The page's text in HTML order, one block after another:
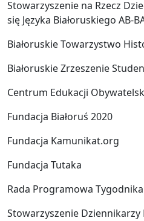
Stowarzyszenie na Rzecz
się Języka Białoruskiego AB-
Białoruskie Towarzystwo
Białoruskie Zrzeszenie
Centrum Edukacji
Fundacja Białoruś 2020
Fundacja Kamunikat.org
Fundacja Tutaka
Rada Programowa Tygodnika
Stowarzyszenie Dziennikarzy